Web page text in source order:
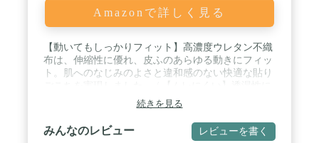
Amazonで詳しく見る
【動いてもしっかりフィット】高濃度ウレタン不織
布は、伸縮性に優れ、皮ふのあらゆる動きにフィッ
ト。肌へのなじみのよさと違和感のない快適な貼り
すぐれた基材と粘着剤により、皮ふのムレが少な
く、白くふやけにくいです。 / 【水に強くはがれに
くい】独自に開発した粘着剤により、はがれにくさ
を実現しました。 / 【低刺激】はがすときの角質の
続きを見る
みんなのレビュー レビューを書く